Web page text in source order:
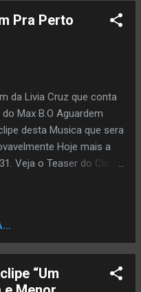
Pra Perto
da Livia Cruz que conta
Max B.O Aguardem
desta Musica que sera
Hoje mais a
Veja o Teaser do Clipe
“Um